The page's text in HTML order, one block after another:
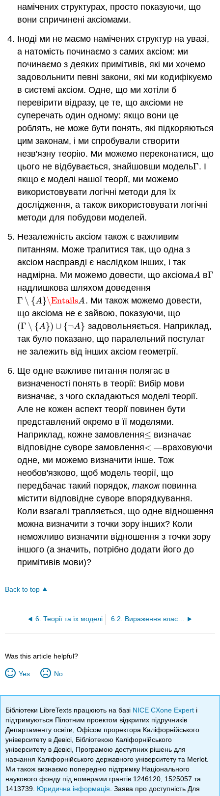
намічених структурах, просто показуючи, що
вони спричинені аксіомами.
Іноді ми не маємо намічених структур на увазі,
а натомість починаємо з самих аксіом: ми
починаємо з деяких примітивів, які ми хочемо
задовольнити певні закони, які ми кодифікуємо
в системі аксіом. Одне, що ми хотіли б
перевірити відразу, це те, що аксіоми не
суперечать один одному: якщо вони це
роблять, не може бути понять, які підкоряються
цим законам, і ми спробували створити
незв'язну теорію. Ми можемо переконатися, що
цього не відбувається, знайшовши модельΓ
Γ. І
якщо є моделі нашої теорії, ми можемо
використовувати логічні методи для їх
дослідження, а також використовувати логічні
методи для побудови моделей.
Незалежність аксіом також є важливим
питанням. Може трапитися так, що одна з
аксіом насправді є наслідком інших, і так
надмірна. Ми можемо довести, що аксіомаA
A вΓ
Γ
надлишкова шляхом доведення
Γ ∖ {A}\EntailsA
Γ∖{ A}\EntailsA
. Ми також можемо довести,
що аксіома не є зайвою, показуючи, що
(Γ ∖ {A}) ∪ {¬A}
(Γ∖{ A})∪{ ¬A}
задовольняється. Наприклад,
так було показано, що паралельний постулат
не залежить від інших аксіом геометрії.
Ще одне важливе питання полягає в
визначеності понять в теорії: Вибір мови
визначає, з чого складаються моделі теорії.
Але не кожен аспект теорії повинен бути
представлений окремо в її моделями.
Наприклад, кожне замовлення≤
≤ визначає
відповідне суворе замовлення<
< —враховуючи
одне, ми можемо визначити інше. Тож
необов'язково, щоб модель теорії, що
передбачає такий порядок,такожповинна
містити відповідне суворе впорядкування.
Коли взагалі трапляється, що одне відношення
можна визначити з точки зору інших? Коли
неможливо визначити відношення з точки зору
іншого (а значить, потрібно додати його до
примітивів мови)?
Back to top
6: Теорії та їх моделі 6.2: Вираження властивостей структур
Was this article helpful?
Yes No
Бібліотеки LibreTexts працюють на базі NICE CXone Expert і
підтримуються Пілотним проектом відкритих підручників
Департаменту освіти, Офісом проректора Каліфорнійського
університету в Девісі, Бібліотекою Каліфорнійського
університету в Девісі, Програмою доступних рішень для
навчання Каліфорнійського державного університету та Merlot.
Ми також визнаємо попередню підтримку Національного
наукового фонду під номерами грантів 1246120, 1525057 та
1413739. Юридична інформація . Заява про доступність Для